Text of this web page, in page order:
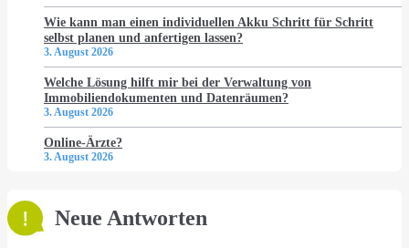
Wie kann man einen individuellen Akku Schritt für Schritt
selbst planen und anfertigen lassen?
3. August 2026
Welche Lösung hilft mir bei der Verwaltung von
Immobiliendokumenten und Datenräumen?
3. August 2026
Online-Ärzte?
3. August 2026
Neue Antworten